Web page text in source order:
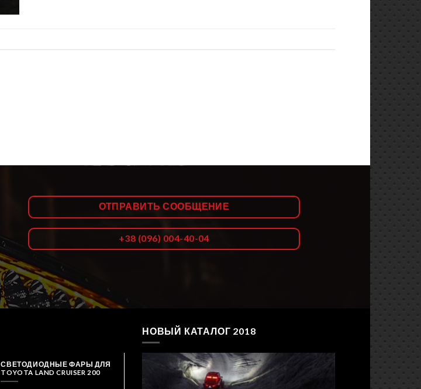
ОТПРАВИТЬ СООБЩЕНИЕ
+38 (096) 004-40-04
СВЕТОДИОДНЫЕ ФАРЫ ДЛЯ
TOYOTA LAND CRUISER 200
НОВЫЙ КАТАЛОГ 2018